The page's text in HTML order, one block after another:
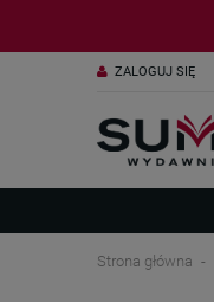
ZALOGUJ SIĘ
Strona główna